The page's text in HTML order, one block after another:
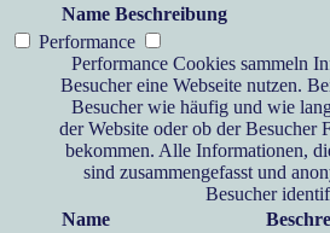
Name Beschreibung
Performance
Performance Cookies sammeln
Besucher eine Webseite nutzen.
Besucher wie häufig und wie
der Website oder ob der Besucher
bekommen. Alle Informationen,
sind zusammengefasst und
Besucher
Name